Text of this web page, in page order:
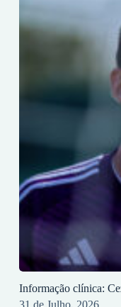
Informação clínica:
31 de Julho, 2026